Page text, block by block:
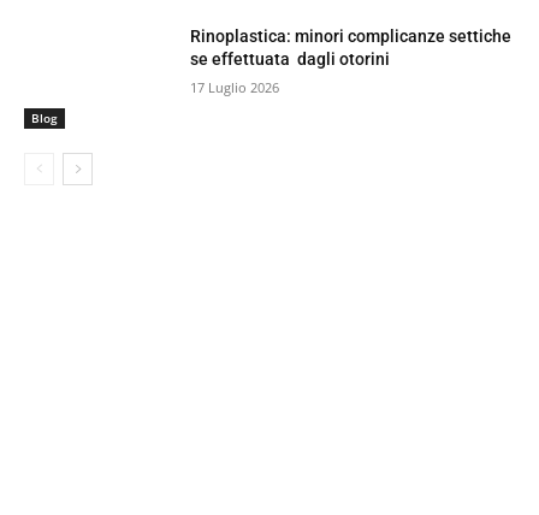
Blog
Rinoplastica: minori complicanze settiche
se effettuata dagli otorini
17 Luglio 2026